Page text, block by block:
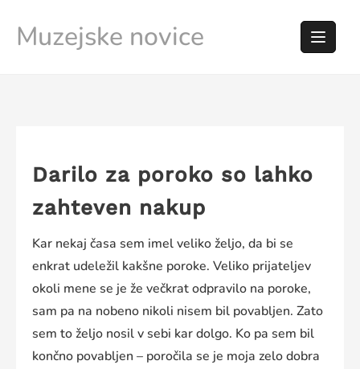
content
Muzejske novice
Darilo za poroko so lahko
zahteven nakup
Kar nekaj časa sem imel veliko željo, da bi se
enkrat udeležil kakšne poroke. Veliko prijateljev
okoli mene se je že večkrat odpravilo na poroke,
sam pa na nobeno nikoli nisem bil povabljen. Zato
sem to željo nosil v sebi kar dolgo. Ko pa sem bil
končno povabljen – poročila se je moja zelo dobra